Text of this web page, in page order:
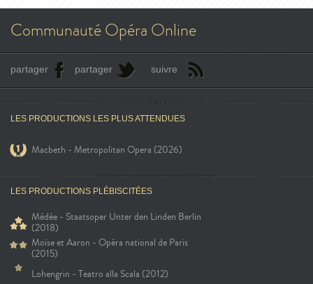
Communauté Opéra Online
partager partager suivre
LES PRODUCTIONS LES PLUS ATTENDUES
Macbeth - Metropolitan Opera (2026)
LES PRODUCTIONS PLÉBISCITÉES
Médée - Staatsoper Unter den Linden Berlin
(2018)
Moïse et Aaron - Opéra national de Paris
(2015)
Lohengrin - Teatro alla Scala (2012)